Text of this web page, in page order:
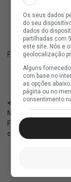
Fonte:SuperVasco‎‎‎‎‎‎
< Anterior
Nicola: O grande
Franclim e o que o
considera 👀
Os seus dados
do seu
dados do
partilhadas com
este site. Nós e
geolocalização
Alguns
com base no
as opções
página ou no
consentimento